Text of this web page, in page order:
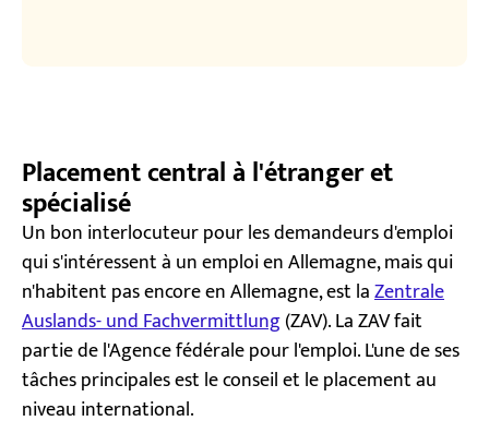
Placement central à l'étranger et
spécialisé
Un bon interlocuteur pour les demandeurs d'emploi
qui s'intéressent à un emploi en Allemagne, mais qui
n'habitent pas encore en Allemagne, est laZentrale
Auslands- und Fachvermittlung(ZAV). La ZAV fait
partie de l'Agence fédérale pour l'emploi. L'une de ses
tâches principales est le conseil et le placement au
niveau international.